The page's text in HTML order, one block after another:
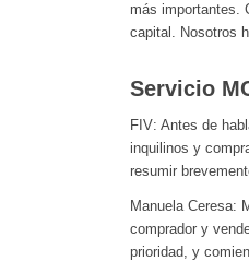
más importantes.
capital. Nosotros
Servicio
FIV: Antes de
inquilinos y
resumir
Manuela Ceresa:
comprador y
prioridad, y